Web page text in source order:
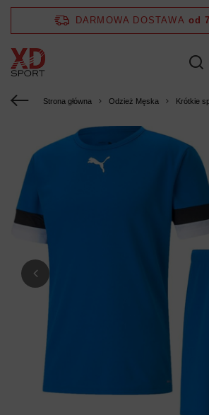
DARMOWA DOSTAWA od
Strona główna Odzież Męska Krótkie